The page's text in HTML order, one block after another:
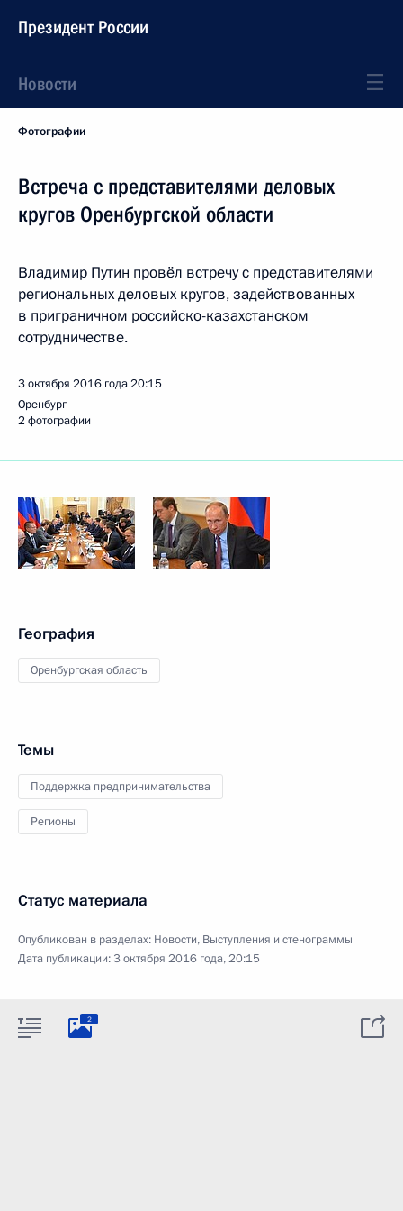
Президент России
Новости
Фотографии
Встреча с представителями деловых
кругов Оренбургской области
Владимир Путин провёл встречу с представителями
региональных деловых кругов, задействованных
в приграничном российско-казахстанском
сотрудничестве.
3 октября 2016 года20:15
Оренбург
2 фотографии
География
Оренбургская область
Темы
Поддержка предпринимательства
Регионы
Статус материала
Опубликован в разделах: Новости, Выступления и стенограммы
Дата публикации:3 октября 2016 года, 20:15
2